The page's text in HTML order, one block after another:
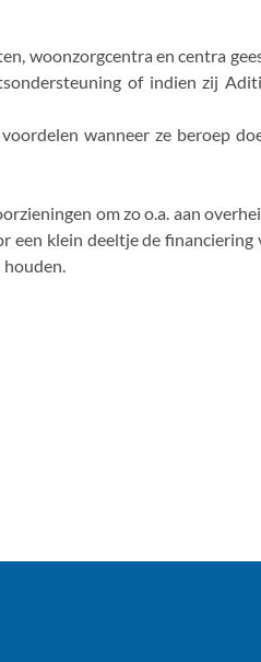
woonzorgcentra en centra
of indien zij
wanneer ze beroep
om zo o.a. aan
klein deeltje de
houden.